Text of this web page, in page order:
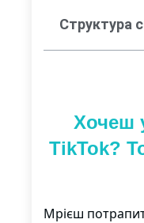
Структура
Хочеш
TikTok?
Мрієш